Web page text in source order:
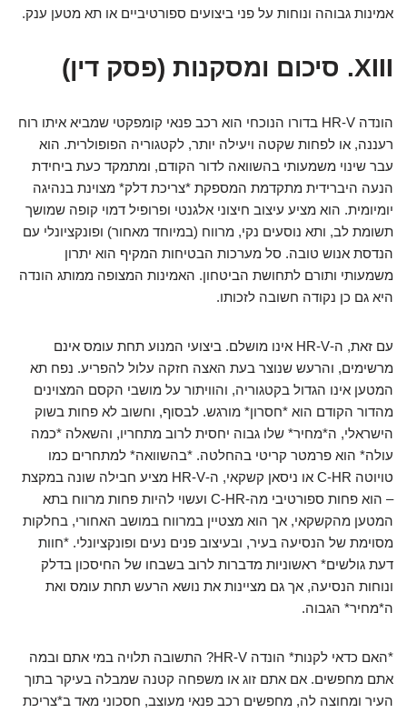
אמינות גבוהה ונוחות על פני ביצועים ספורטיביים או תא מטען ענק.
XIII. סיכום ומסקנות (פסק דין)
הונדה HR-V בדורו הנוכחי הוא רכב פנאי קומפקטי שמביא איתו רוח
רעננה, או לפחות שקטה ויעילה יותר, לקטגוריה הפופולרית. הוא
עבר שינוי משמעותי בהשוואה לדור הקודם, ומתמקד כעת ביחידת
הנעה היברידית מתקדמת המספקת *צריכת דלק* מצוינת בנהיגה
יומיומית. הוא מציע עיצוב חיצוני אלגנטי ופרופיל דמוי קופה שמושך
תשומת לב, ותא נוסעים נקי, מרווח (במיוחד מאחור) ופונקציונלי עם
הנדסת אנוש טובה. סל מערכות הבטיחות המקיף הוא יתרון
משמעותי ותורם לתחושת הביטחון. האמינות המצופה ממותג הונדה
היא גם כן נקודה חשובה לזכותו.
עם זאת, ה-HR-V אינו מושלם. ביצועי המנוע תחת עומס אינם
מרשימים, והרעש שנוצר בעת האצה חזקה עלול להפריע. נפח תא
המטען אינו הגדול בקטגוריה, והוויתור על מושבי הקסם המצוינים
מהדור הקודם הוא *חסרון* מורגש. לבסוף, וחשוב לא פחות בשוק
הישראלי, ה*מחיר* שלו גבוה יחסית לרוב מתחריו, והשאלה *כמה
עולה* הוא פרמטר קריטי בהחלטה. *בהשוואה* למתחרים כמו
טויוטה C-HR או ניסאן קשקאי, ה-HR-V מציע חבילה שונה במקצת
– הוא פחות ספורטיבי מה-C-HR ועשוי להיות פחות מרווח בתא
המטען מהקשקאי, אך הוא מצטיין במרווח במושב האחורי, בחלקות
מסוימת של הנסיעה בעיר, ובעיצוב פנים נעים ופונקציונלי. *חוות
דעת גולשים* ראשוניות מדברות לרוב בשבחו של החיסכון בדלק
ונוחות הנסיעה, אך גם מציינות את נושא הרעש תחת עומס ואת
ה*מחיר* הגבוה.
*האם כדאי לקנות* הונדה HR-V? התשובה תלויה במי אתם ובמה
אתם מחפשים. אם אתם זוג או משפחה קטנה שמבלה בעיקר בתוך
העיר ומחוצה לה, מחפשים רכב פנאי מעוצב, חסכוני מאד ב*צריכת